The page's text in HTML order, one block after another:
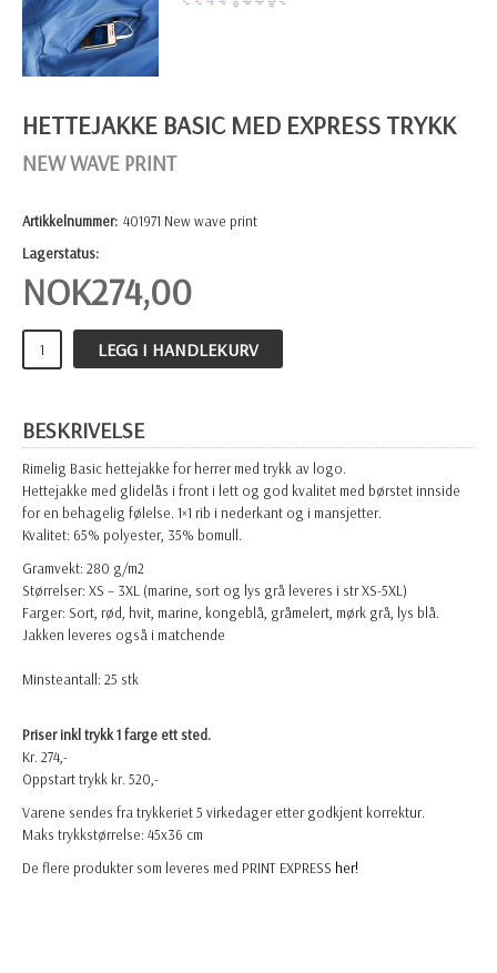
HETTEJAKKE BASIC MED EXPRESS TRYKK
NEW WAVE PRINT
Artikkelnummer: 401971 New wave print
Lagerstatus:
NOK274,00
LEGG I HANDLEKURV
BESKRIVELSE
Rimelig Basic hettejakke for herrer med trykk av logo.
Hettejakke med glidelås i front i lett og god kvalitet med børstet innside
for en behagelig følelse. 1×1 rib i nederkant og i mansjetter.
Kvalitet: 65% polyester, 35% bomull.
Gramvekt: 280 g/m2
Størrelser: XS – 3XL (marine, sort og lys grå leveres i str XS-5XL)
Farger: Sort, rød, hvit, marine, kongeblå, gråmelert, mørk grå, lys blå.
Jakken leveres også i matchende
Minsteantall: 25 stk
Priser inkl trykk 1 farge ett sted.
Kr. 274,-
Oppstart trykk kr. 520,-
Varene sendes fra trykkeriet 5 virkedager etter godkjent korrektur.
Maks trykkstørrelse: 45x36 cm
De flere produkter som leveres med PRINT EXPRESS her!